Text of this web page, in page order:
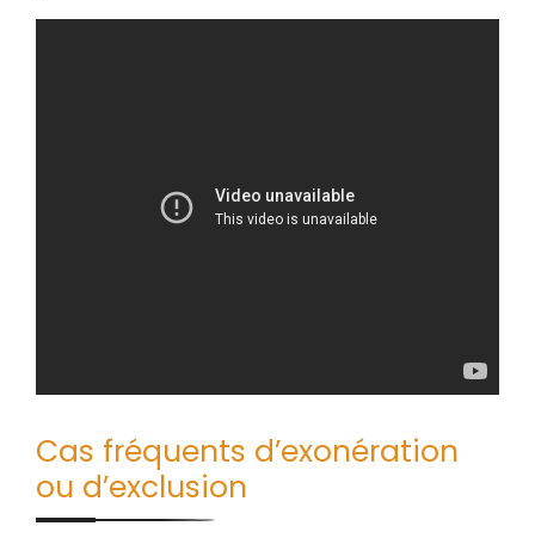
Cas fréquents d’exonération
ou d’exclusion